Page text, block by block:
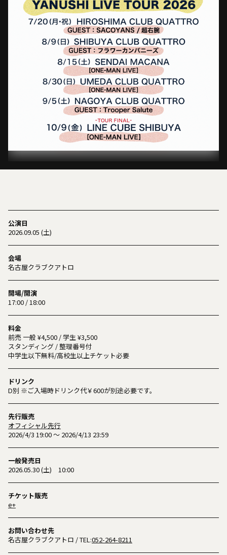
公演日
2026.09.05 (土)
会場
名古屋クラブクアトロ
開場/開演
17:00 / 18:00
料金
前売 一般 ¥4,500 / 学生 ¥3,500
スタンディング / 整理番号付
中学生以下無料/高校生以上チケット必要
ドリンク
D別 ※ご入場時ドリンク代￥600が別途必要です。
先行販売
オフィシャル先行
2026/4/3 19:00 ～ 2026/4/13 23:59
一般発売日
2026.05.30 (土) 10:00
チケット販売
e+
お問い合わせ先
名古屋クラブクアトロ / TEL:052-264-8211